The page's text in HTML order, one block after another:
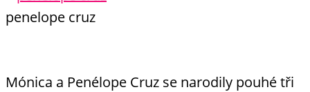
penelope cruz
Mónica a Penélope Cruz se narodily pouhé tři